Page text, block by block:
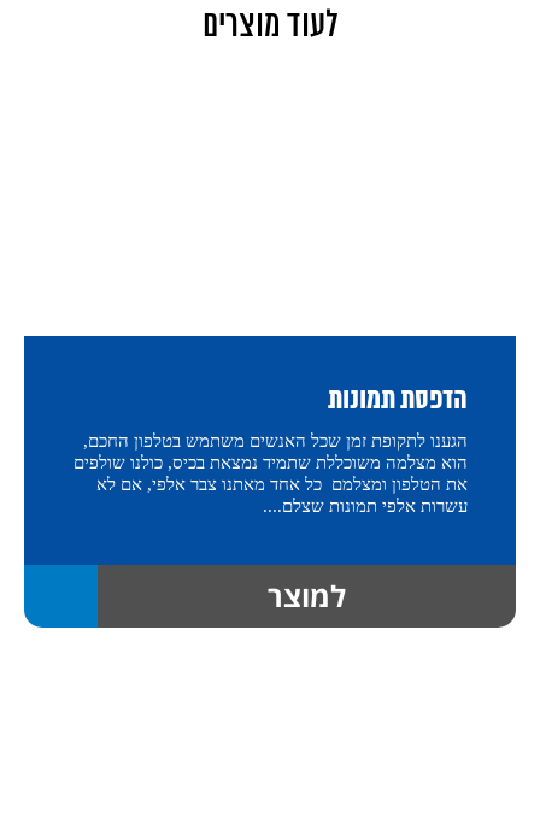
לעוד מוצרים
הדפסת תמונות
הגענו לתקופת זמן שכל האנשים משתמש בטלפון החכם,
הוא מצלמה משוכללת שתמיד נמצאת בכיס, כולנו שולפים
את הטלפון ומצלמם כל אחד מאתנו צבר אלפי, אם לא
עשרות אלפי תמונות שצלם....
למוצר